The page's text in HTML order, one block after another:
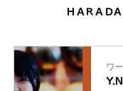
HARADA
ワ